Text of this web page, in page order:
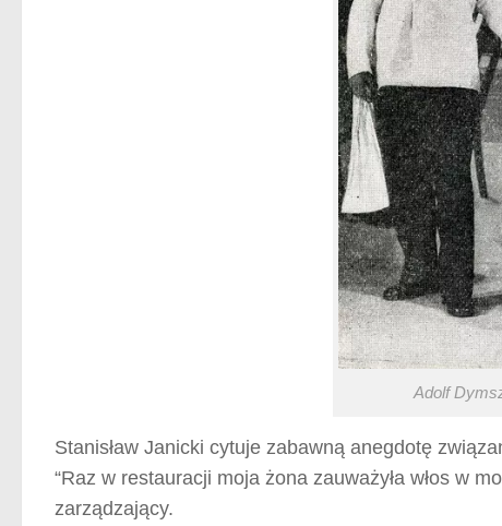
Adolf
Stanisław Janicki cytuje zabawną anegdotę
“Raz w restauracji moja żona zauważyła włos w
zarządzający.